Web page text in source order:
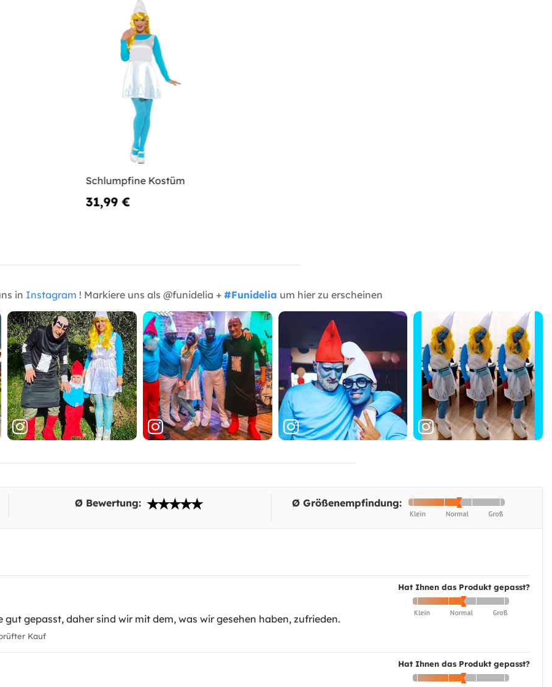
Schlumpfine Kostüm
31,99 €
in Instagram ! Markiere uns als @funidelia + #Funidelia um hier zu erscheinen
Ø Bewertung: Ø Größenempfindung:
Hat Ihnen das Produkt gepasst?
gut gepasst, daher sind wir mit dem, was wir gesehen haben, zufrieden.
Kauf
Hat Ihnen das Produkt gepasst?